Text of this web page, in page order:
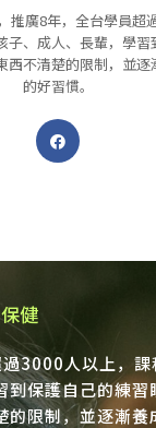
推廣8年，全台學員超
子、成人、長輩，學
西不清楚的限制，並
的好習慣。
健
3000人以上，課
到保護自己的練習
的限制，並逐漸養